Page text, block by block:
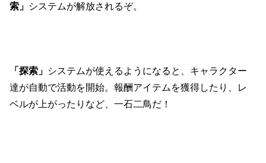
索」 システムが解放されるぞ。
「探索」 システムが使えるようになると、キャラクター
達が自動で活動を開始。報酬アイテムを獲得したり、レ
ベルが上がったりなど、一石二鳥だ！